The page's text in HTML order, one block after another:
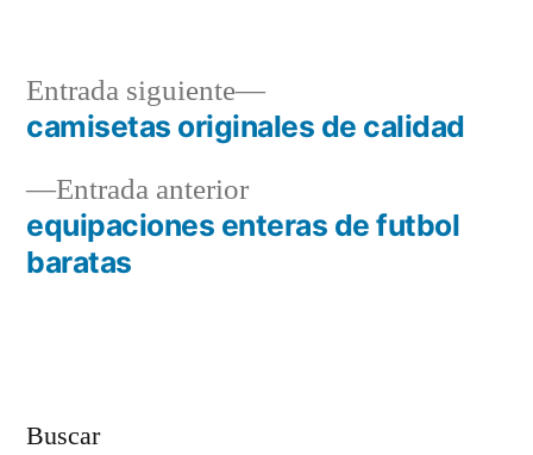
Navegación
de
entradas
Entrada anteriorEntrada
anterior:
equipaciones enteras de futbol
baratas
Entrada siguiente
Entrada
siguiente:
camisetas originales de calidad
Buscar